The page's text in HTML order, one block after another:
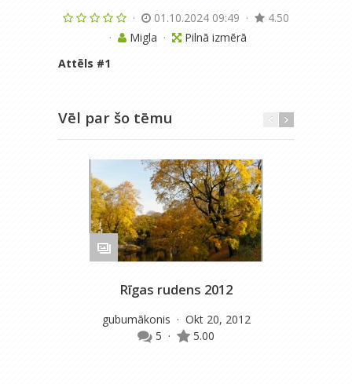
· 01.10.2024 09:49 ·
4.50
·
Migla ·
Pilnā izmērā
Attēls #1
Vēl par šo tēmu
Rīgas rudens 2012
gubumākonis · Okt 20, 2012
5 · 5.00